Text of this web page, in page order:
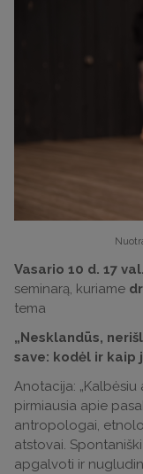
Vasario 10 d. 17 val.
seminarą, kuriame
tema
„Nesklandūs,
save: kodėl ir kaip
Anotacija:
pirmiausia apie
antropologai,
atstovai.
apgalvoti ir